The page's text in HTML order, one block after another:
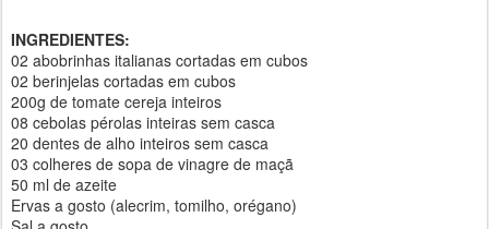
INGREDIENTES:
02 abobrinhas italianas cortadas em cubos
02 berinjelas cortadas em cubos
200g de tomate cereja inteiros
08 cebolas pérolas inteiras sem casca
20 dentes de alho inteiros sem casca
03 colheres de sopa de vinagre de maçã
50 ml de azeite
Ervas a gosto (alecrim, tomilho, orégano)